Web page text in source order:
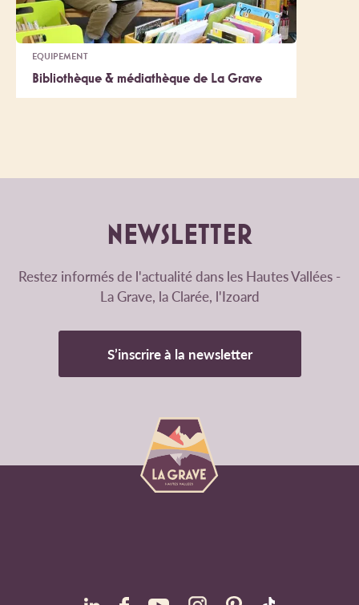
EQUIPEMENT
Bibliothèque & médiathèque de La Grave
NEWSLETTER
Restez informés de l'actualité dans les Hautes Vallées -
La Grave, la Clarée, l'Izoard
S’inscrire à la newsletter